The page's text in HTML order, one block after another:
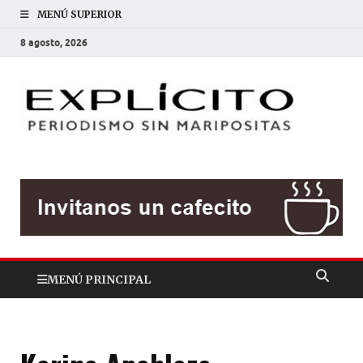
MENÚ SUPERIOR
8 agosto, 2026
MENÚ PRINCIPAL